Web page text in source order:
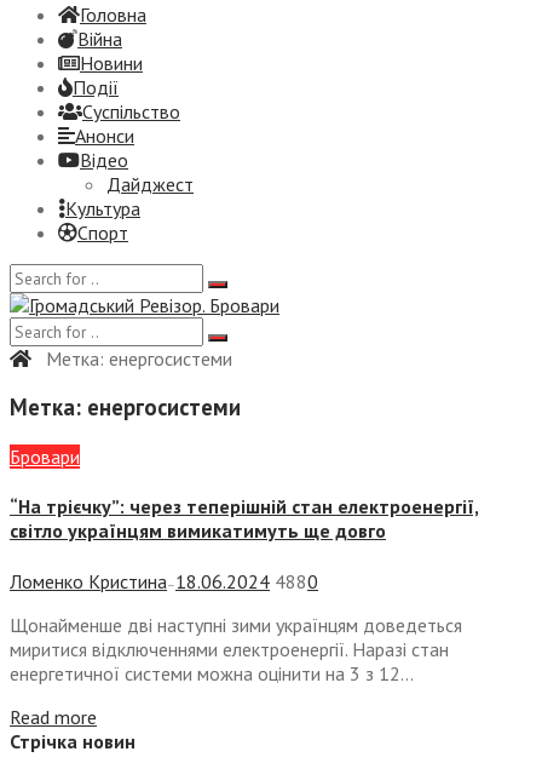
Головна
Війна
Новини
Події
Суспiльство
Анонси
Відео
Дайджест
Культура
Спорт
Метка: енергосистеми
Метка: енергосистеми
Бровари
“На трієчку”: через теперішній стан електроенергії,
світло українцям вимикатимуть ще довго
Ломенко Кристина — 18.06.2024 4880
Щонайменше дві наступні зими українцям доведеться
миритися відключеннями електроенергії. Наразі стан
енергетичної системи можна оцінити на 3 з 12...
Read more
Стрічка новин